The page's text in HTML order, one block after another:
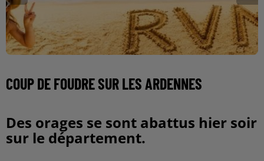
COUP DE FOUDRE SUR LES ARDENNES
Des orages se sont abattus hier soir
sur le département.